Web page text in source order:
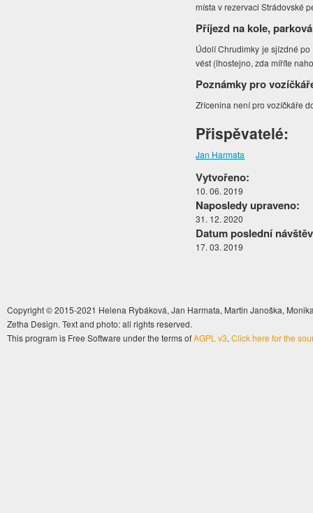
místa v rezervaci Strádovské
Příjezd na kole,
Údolí Chrudimky je sjízdné
vést (lhostejno, zda míříte
Poznámky pro
Zřícenina není pro vozíčkáře
Přispěvatelé:
Jan Harmata
Vytvořeno:
10. 06. 2019
Naposledy upraveno:
31. 12. 2020
Datum poslední
17. 03. 2019
Copyright © 2015-2021 Helena Rybáková, Jan Harmata, Martin Janoška,
Zetha Design. Text and photo: all rights reserved.
This program is Free Software under the terms ofAGPL v3. Click here for the